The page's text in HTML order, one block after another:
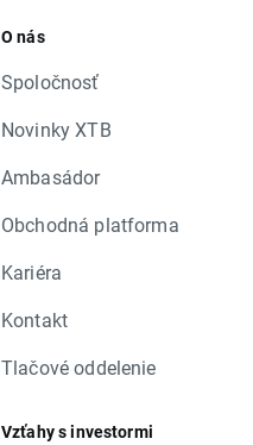
O nás
Spoločnosť
Novinky XTB
Ambasádor
Obchodná platforma
Kariéra
Kontakt
Tlačové oddelenie
Vzťahy s investormi